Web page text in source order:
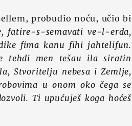
probudio noću, učio bi
fatire-s-semavati ve-l-erda,
fima kanu fihi jahtelifun.
men tešau ila siratin
Stvoritelju nebesa i Zemlje,
u onom oko čega se
Ti upućuješ koga hoćeš